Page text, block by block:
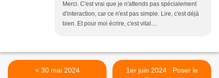
Merci. C'est vrai que je n'attends pas spécialement
d'interaction, car ce n'est pas simple. Lire, c'est déjà
bien. Et pour moi écrire, c'est vital....
< 30 mai 2024
1er juin 2024 : Poser le